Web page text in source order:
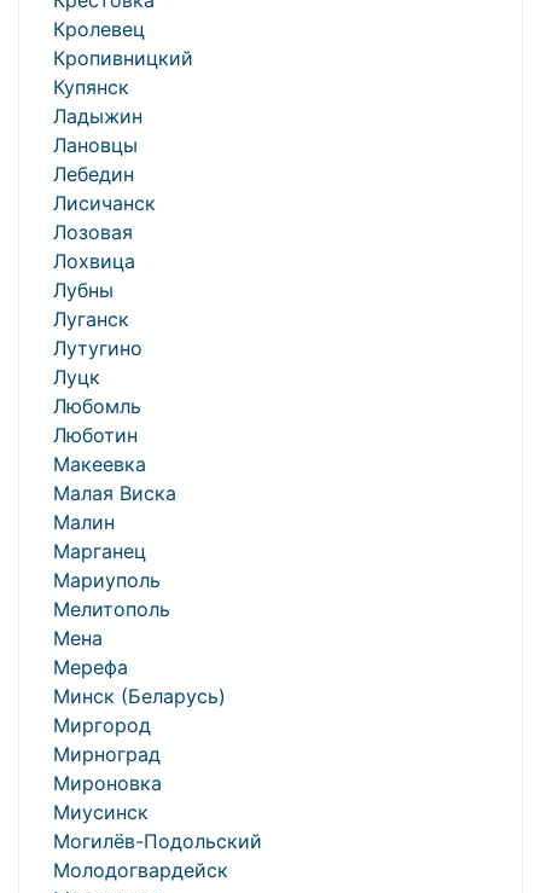
Кролевец
Кропивницкий
Купянск
Ладыжин
Лановцы
Лебедин
Лисичанск
Лозовая
Лохвица
Лубны
Луганск
Лутугино
Луцк
Любомль
Люботин
Макеевка
Малая Виска
Малин
Марганец
Мариуполь
Мелитополь
Мена
Мерефа
Минск (Беларусь)
Миргород
Мирноград
Мироновка
Миусинск
Могилёв-Подольский
Молодогвардейск